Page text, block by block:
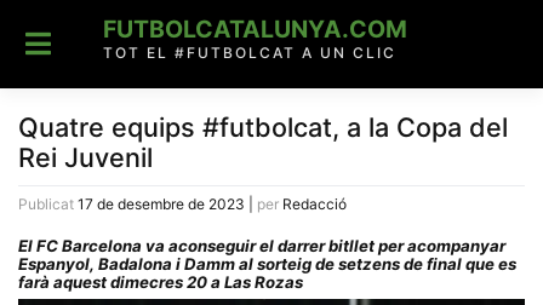
content
FUTBOLCATALUNYA.COM
TOT EL #FUTBOLCAT A UN CLIC
Quatre equips #futbolcat, a la Copa del
Rei Juvenil
Publicat 17 de desembre de 2023 per Redacció
El FC Barcelona va aconseguir el darrer bitllet per acompanyar
Espanyol, Badalona i Damm al sorteig de setzens de final que es
farà aquest dimecres 20 a Las Rozas